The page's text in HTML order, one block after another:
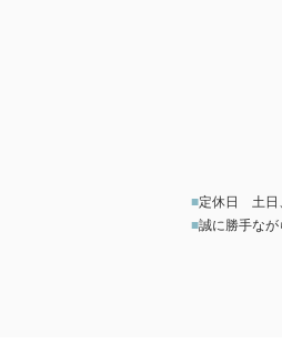
■定休日 土日
■誠に勝手な